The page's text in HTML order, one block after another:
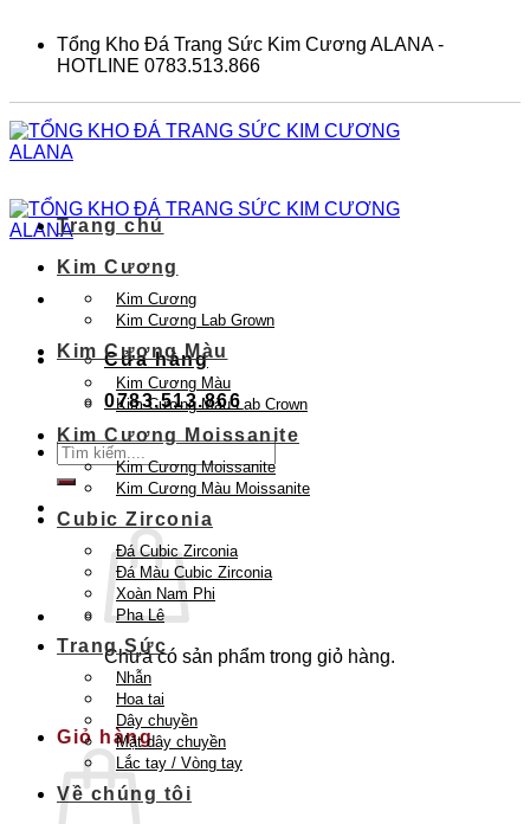
content
Tổng Kho Đá Trang Sức Kim Cương ALANA -
HOTLINE 0783.513.866
Cửa hàng
0783.513.866
Tìm
kiếm:
Chưa có sản phẩm trong giỏ hàng.
Quay trở lại cửa hàng
Giỏ hàng
Trang chủ
Kim Cương
Kim Cương
Kim Cương Lab Grown
Kim Cương Màu
Kim Cương Màu
Kim Cương Màu Lab Crown
Kim Cương Moissanite
Kim Cương Moissanite
Kim Cương Màu Moissanite
Cubic Zirconia
Đá Cubic Zirconia
Đá Màu Cubic Zirconia
Xoàn Nam Phi
Pha Lê
Trang Sức
Nhẫn
Hoa tai
Dây chuyền
Mặt dây chuyền
Lắc tay / Vòng tay
Về chúng tôi